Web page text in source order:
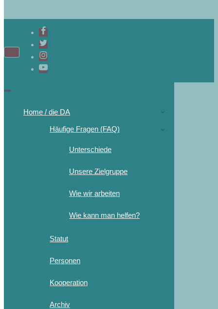
Home / die DA
Häufige Fragen (FAQ)
Unterschiede
Unsere Zielgruppe
Wie wir arbeiten
Wie kann man helfen?
Statut
Personen
Kooperation
Archiv